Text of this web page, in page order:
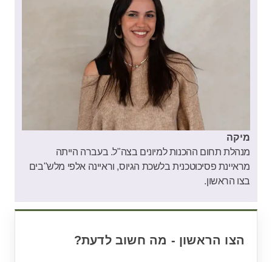
מיקה
מנהלת תחום ההכנות למיונים בצה"ל. בעברה הייתה
מראיינת פסיכוטכנית בלשכת הגיוס, וראיינה אלפי מלש"בים
בצו הראשון.
הצו הראשון - מה חשוב לדעת?